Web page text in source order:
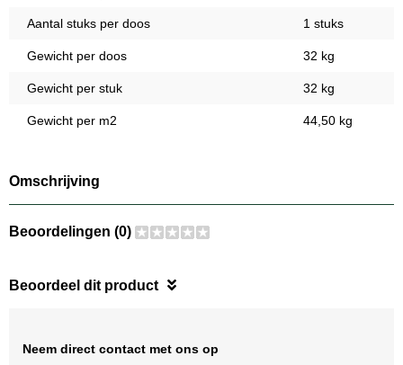
Aantal stuks per doos 1 stuks
Gewicht per doos 32 kg
Gewicht per stuk 32 kg
Gewicht per m2 44,50 kg
Omschrijving
Beoordelingen (0)
Beoordeel dit product
Neem direct contact met ons op